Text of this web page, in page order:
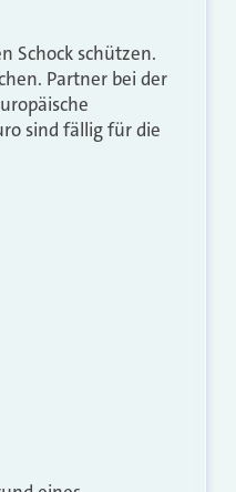
Schock schützen.
Partner bei der
sind fällig für die